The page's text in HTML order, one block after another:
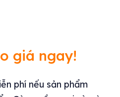
giá ngay!
phí nếu sản phẩm